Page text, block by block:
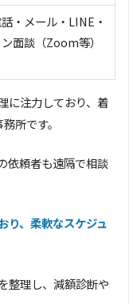
・メール・LINE・
面談（Zoom等）
に注力しており、着
所です。
依頼者も遠隔で相談
り、柔軟なスケジュ
整理し、減額診断や